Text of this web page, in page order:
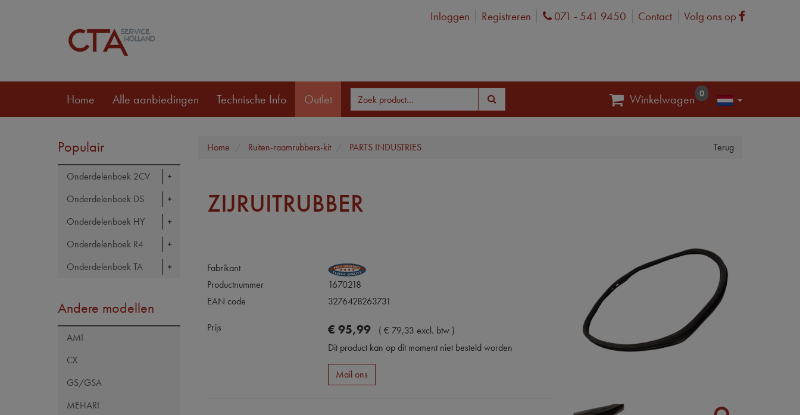
Inloggen Registreren Phone
071 - 541 9450 Contact Volg ons op Facebook
Home Alle aanbiedingen Technische Info Outlet Winkelwagen 0
Populair
Onderdelenboek 2CV
Onderdelenboek DS
Onderdelenboek HY
Onderdelenboek R4
Onderdelenboek TA
Andere modellen
AMI
CX
GS/GSA
MEHARI
Terug
Home Ruiten-raamrubbers-kit PARTS INDUSTRIES
ZIJRUITRUBBER
Fabrikant
Productnummer
1670218
EAN code
3276428263731
Prijs € 95,99 (€ 79,33 excl. btw )
Dit product kan op dit moment niet besteld worden
Mail ons